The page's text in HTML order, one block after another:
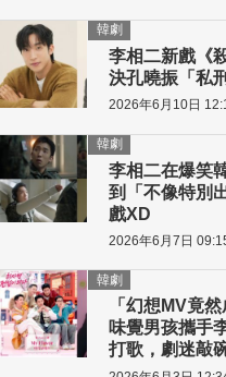
李相二新戲《
決孔曉振「私
韓劇
2026年6月10日
李相二在爆笑
到「不像特別
戲XD
韓劇
2026年6月7日
「幻想MV竟
味覺男孩攜手
打歌，劇迷敲
韓劇